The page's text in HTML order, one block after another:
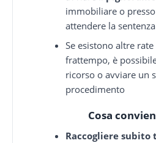
immobiliare o
attendere la
Se esistono altre
frattempo, è
ricorso o avviare un
procedimento
Cosa
Raccogliere subito